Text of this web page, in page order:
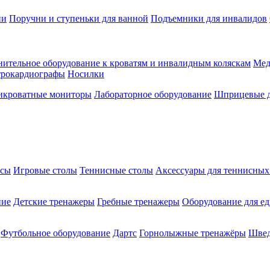
Поручни и ступеньки для ванной Подъемники для инвалидов
оборудование к кроватям и инвалидным коляскам
Носилки
мониторы Лабораторное оборудование Шприцевые
Игровые столы Теннисные столы Аксессуары для
Детские тренажеры Гребные тренажеры Оборудование для
Футбольное оборудование Дартс Горнолыжные тренажёры